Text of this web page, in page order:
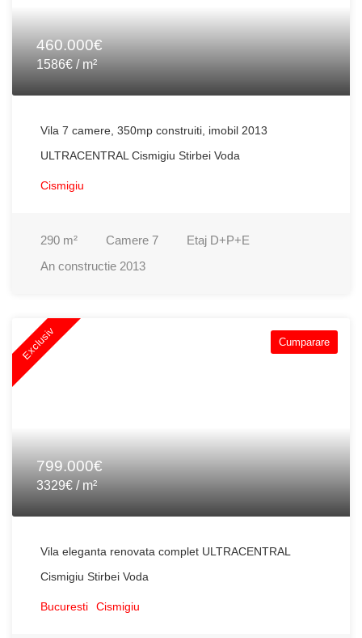
460.000€
1586€ / m²
Vila 7 camere, 350mp construiti, imobil 2013
ULTRACENTRAL Cismigiu Stirbei Voda
Cismigiu
290 m² Camere 7 Etaj D+P+E
An constructie 2013
Exclusiv Cumparare
799.000€
3329€ / m²
Vila eleganta renovata complet ULTRACENTRAL
Cismigiu Stirbei Voda
Bucuresti Cismigiu